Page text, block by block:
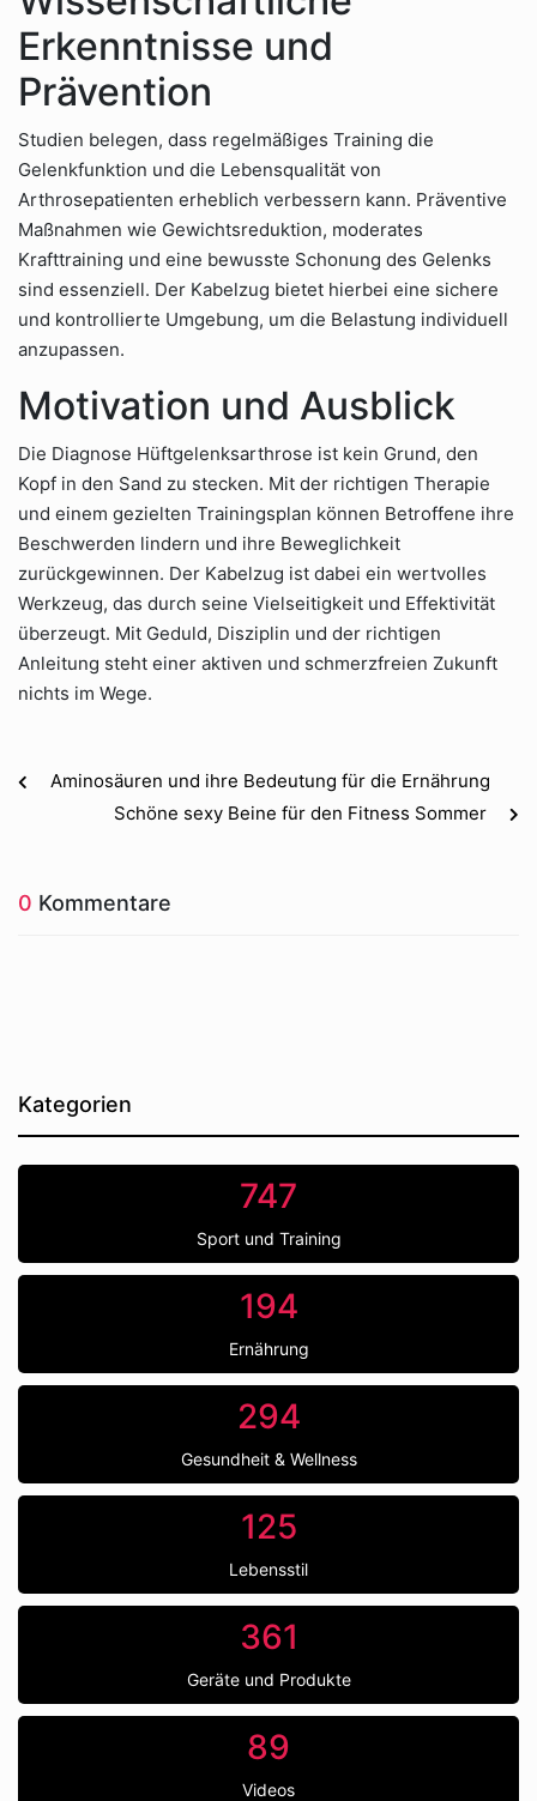
Erkenntnisse und
Prävention
Studien belegen, dass regelmäßiges Training die
Gelenkfunktion und die Lebensqualität von
Arthrosepatienten erheblich verbessern kann. Präventive
Maßnahmen wie Gewichtsreduktion, moderates
Krafttraining und eine bewusste Schonung des Gelenks
sind essenziell. Der Kabelzug bietet hierbei eine sichere
und kontrollierte Umgebung, um die Belastung individuell
anzupassen.
Motivation und Ausblick
Die Diagnose Hüftgelenksarthrose ist kein Grund, den
Kopf in den Sand zu stecken. Mit der richtigen Therapie
und einem gezielten Trainingsplan können Betroffene ihre
Beschwerden lindern und ihre Beweglichkeit
zurückgewinnen. Der Kabelzug ist dabei ein wertvolles
Werkzeug, das durch seine Vielseitigkeit und Effektivität
überzeugt. Mit Geduld, Disziplin und der richtigen
Anleitung steht einer aktiven und schmerzfreien Zukunft
nichts im Wege.
Aminosäuren und ihre Bedeutung für die Ernährung
Schöne sexy Beine für den Fitness Sommer
0 Kommentare
Kategorien
747
Sport und Training
194
Ernährung
294
Gesundheit & Wellness
125
Lebensstil
361
Geräte und Produkte
89
Videos